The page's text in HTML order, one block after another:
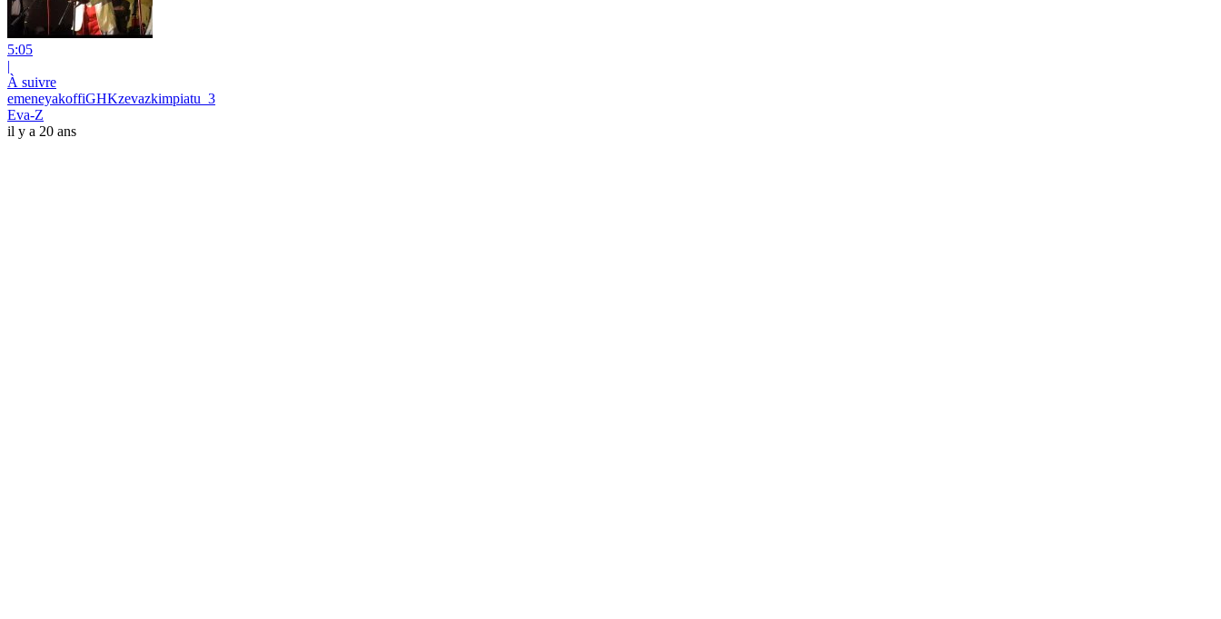
5:05
|
À suivre
emeneyakoffiGHKzevazkimpiatu_3
Eva-Z
il y a 20 ans